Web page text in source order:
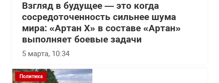
Взгляд в будущее — это когда
сосредоточенность сильнее шума
мира: «Артан Х» в составе «Артан»
выполняет боевые задачи
5 марта, 10:34
Политика